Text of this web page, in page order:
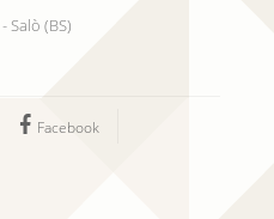
- Salò (BS)
Facebook